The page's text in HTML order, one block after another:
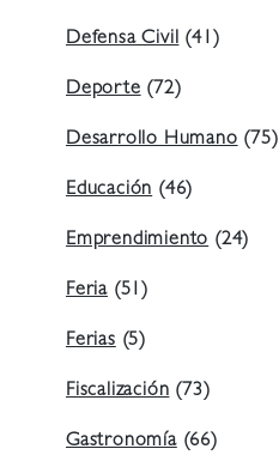
Defensa Civil (41)
Deporte (72)
Desarrollo Humano (75)
Educación (46)
Emprendimiento (24)
Feria (51)
Ferias (5)
Fiscalización (73)
Gastronomía(66)